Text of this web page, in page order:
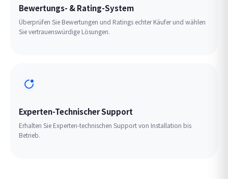
Bewertungs- & Rating-System
Überprüfen Sie Bewertungen und Ratings echter Käufer und wählen
Sie vertrauenswürdige Lösungen.
Experten-Technischer Support
Erhalten Sie Experten-technischen Support von Installation bis
Betrieb.